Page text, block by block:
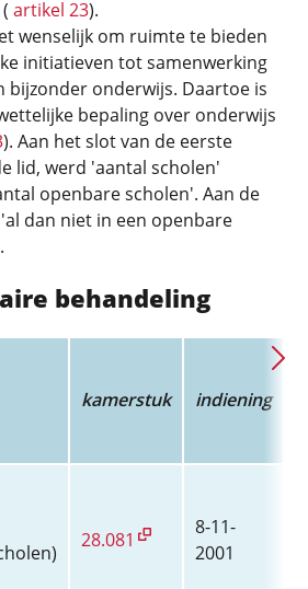
artikel 23).
wenselijk om ruimte te bieden
initiatieven tot samenwerking
bijzonder onderwijs. Daartoe is
bepaling over onderwijs
). Aan het slot van de eerste
lid, werd 'aantal scholen'
openbare scholen'. Aan de
dan niet in een openbare
behandeling
kamerstuk indiening
28.081
8-11-
2001